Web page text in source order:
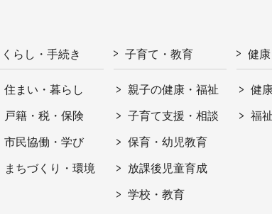
くらし・手続き
住まい・暮らし
戸籍・税・保険
市民協働・学び
まちづくり・環境
子育て・教育
親子の健康・福祉
子育て支援・相談
保育・幼児教育
放課後児童育成
学校・教育
健
健
福